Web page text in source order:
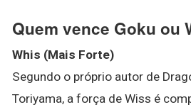
Quem vence Goku ou
Whis (Mais Forte)
Segundo o próprio autor de
Toriyama, a força de Wiss é